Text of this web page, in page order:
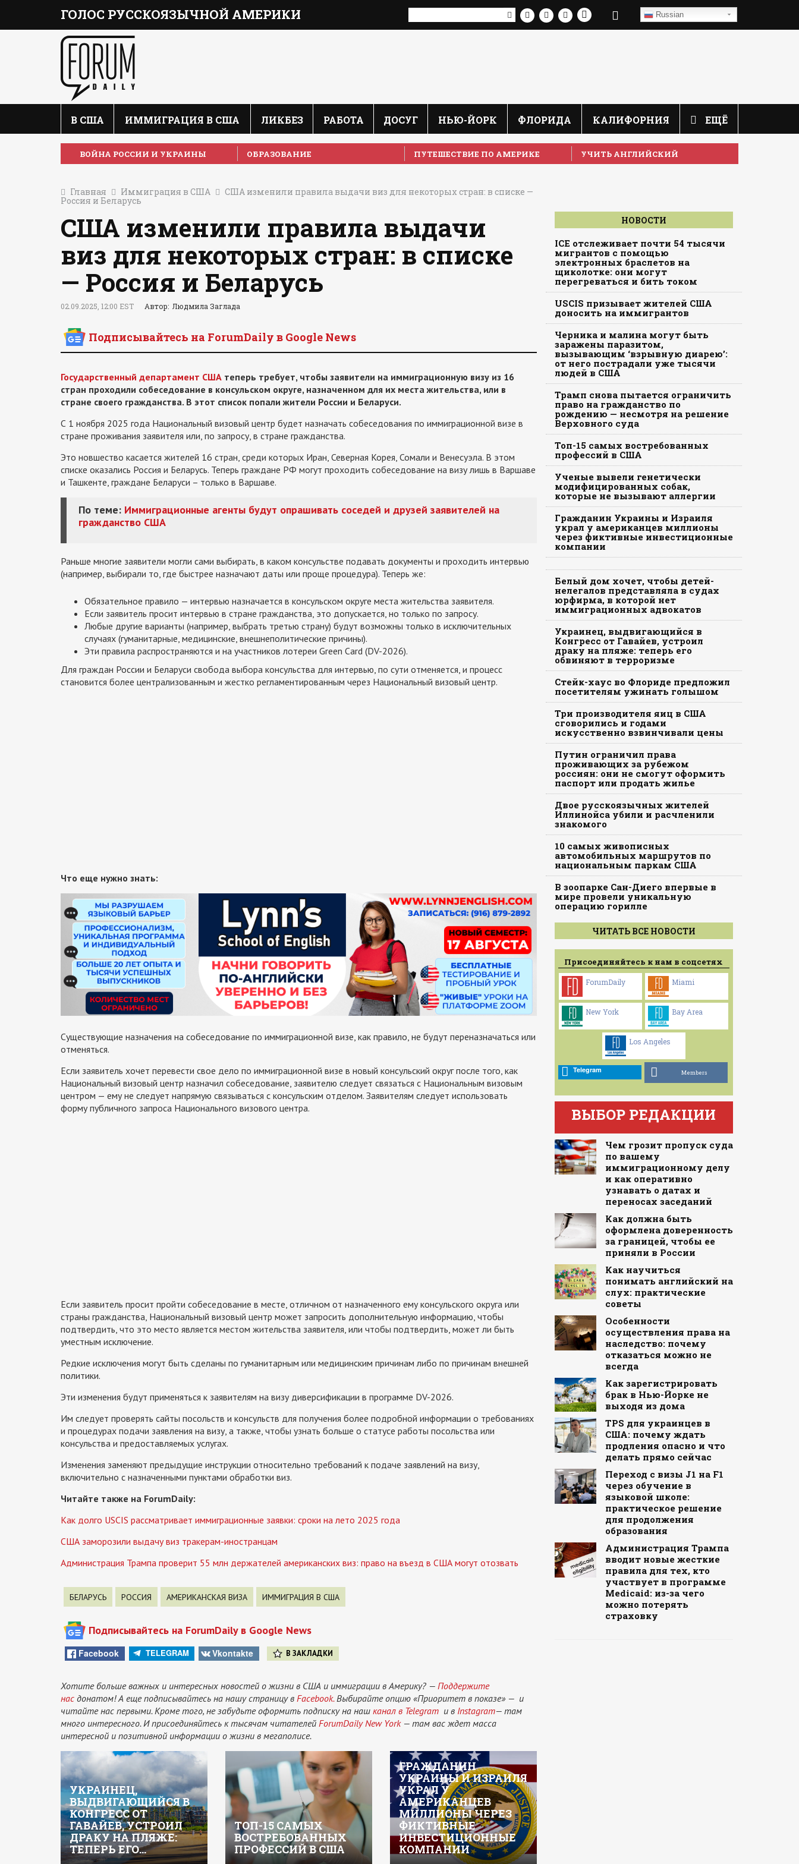
ГОЛОС РУССКОЯЗЫЧНОЙ АМЕРИКИ Russian
В США ИММИГРАЦИЯ В США ЛИКБЕЗ РАБОТА ДОСУГ НЬЮ-ЙОРК ФЛОРИДА КАЛИФОРНИЯ ЕЩЁ
ВОЙНА РОССИИ И УКРАИНЫ ОБРАЗОВАНИЕ ПУТЕШЕСТВИЕ ПО АМЕРИКЕ УЧИТЬ АНГЛИЙСКИЙ
Главная Иммиграция в США США изменили правила выдачи виз для некоторых стран: в списке —
Россия и Беларусь
США изменили правила выдачи
виз для некоторых стран: в списке
— Россия и Беларусь
02.09.2025, 12:00 EST Автор: Людмила Заглада
Подписывайтесь на ForumDaily в Google News
Государственный департамент США теперь требует, чтобы заявители на иммиграционную визу из 16
стран проходили собеседование в консульском округе, назначенном для их места жительства, или в
стране своего гражданства. В этот список попали жители России и Беларуси.
С 1 ноября 2025 года Национальный визовый центр будет назначать собеседования по иммиграционной визе в
стране проживания заявителя или, по запросу, в стране гражданства.
Это новшество касается жителей 16 стран, среди которых Иран, Северная Корея, Сомали и Венесуэла. В этом
списке оказались Россия и Беларусь. Теперь граждане РФ могут проходить собеседование на визу лишь в Варшаве
и Ташкенте, граждане Беларуси – только в Варшаве.
По теме: Иммиграционные агенты будут опрашивать соседей и друзей заявителей на
гражданство США
Раньше многие заявители могли сами выбирать, в каком консульстве подавать документы и проходить интервью
(например, выбирали то, где быстрее назначают даты или проще процедура). Теперь же:
Обязательное правило — интервью назначается в консульском округе места жительства заявителя.
Если заявитель просит интервью в стране гражданства, это допускается, но только по запросу.
Любые другие варианты (например, выбрать третью страну) будут возможны только в исключительных
случаях (гуманитарные, медицинские, внешнеполитические причины).
Эти правила распространяются и на участников лотереи Green Card (DV-2026).
Для граждан России и Беларуси свобода выбора консульства для интервью, по сути отменяется, и процесс
становится более централизованным и жестко регламентированным через Национальный визовый центр.
Что еще нужно знать:
Существующие назначения на собеседование по иммиграционной визе, как правило, не будут переназначаться или
отменяться.
Если заявитель хочет перевести свое дело по иммиграционной визе в новый консульский округ после того, как
Национальный визовый центр назначил собеседование, заявителю следует связаться с Национальным визовым
центром — ему не следует напрямую связываться с консульским отделом. Заявителям следует использовать
форму публичного запроса Национального визового центра.
Если заявитель просит пройти собеседование в месте, отличном от назначенного ему консульского округа или
страны гражданства, Национальный визовый центр может запросить дополнительную информацию, чтобы
подтвердить, что это место является местом жительства заявителя, или чтобы подтвердить, может ли быть
уместным исключение.
Редкие исключения могут быть сделаны по гуманитарным или медицинским причинам либо по причинам внешней
политики.
Эти изменения будут применяться к заявителям на визу диверсификации в программе DV-2026.
Им следует проверять сайты посольств и консульств для получения более подробной информации о требованиях
и процедурах подачи заявления на визу, а также, чтобы узнать больше о статусе работы посольства или
консульства и предоставляемых услугах.
Изменения заменяют предыдущие инструкции относительно требований к подаче заявлений на визу,
включительно с назначенными пунктами обработки виз.
Читайте также на ForumDaily:
Как долго USCIS рассматривает иммиграционные заявки: сроки на лето 2025 года
США заморозили выдачу виз тракерам-иностранцам
Администрация Трампа проверит 55 млн держателей американских виз: право на въезд в США могут отозвать
БЕЛАРУСЬ РОССИЯ АМЕРИКАНСКАЯ ВИЗА ИММИГРАЦИЯ В США
Подписывайтесь на ForumDaily в Google News
Facebook TELEGRAM Vkontakte В ЗАКЛАДКИ
Хотите больше важных и интересных новостей о жизни в США и иммиграции в Америку? — Поддержите
нас донатом! А еще подписывайтесь на нашу страницу в Facebook.Выбирайте опцию «Приоритет в показе» — и
читайте нас первыми. Кроме того, не забудьте оформить подписку на наш канал в Telegram и в Instagram— там
много интересного. И присоединяйтесь к тысячам читателей ForumDaily New York— там вас ждет масса
интересной и позитивной информации о жизни в мегаполисе.
УКРАИНЕЦ,
ВЫДВИГАЮЩИЙСЯ В
КОНГРЕСС ОТ
ГАВАЙЕВ, УСТРОИЛ
ДРАКУ НА ПЛЯЖЕ:
ТЕПЕРЬ ЕГО…
ТОП-15 САМЫХ
ВОСТРЕБОВАННЫХ
ПРОФЕССИЙ В США
ГРАЖДАНИН
УКРАИНЫ И ИЗРАИЛЯ
УКРАЛ У
АМЕРИКАНЦЕВ
МИЛЛИОНЫ ЧЕРЕЗ
ФИКТИВНЫЕ
ИНВЕСТИЦИОННЫЕ
КОМПАНИИ
НОВОСТИ
ICE отслеживает почти 54 тысячи
мигрантов с помощью
электронных браслетов на
щиколотке: они могут
перегреваться и бить током
USCIS призывает жителей США
доносить на иммигрантов
Черника и малина могут быть
заражены паразитом,
вызывающим ‘взрывную диарею’:
от него пострадали уже тысячи
людей в США
Трамп снова пытается ограничить
право на гражданство по
рождению — несмотря на решение
Верховного суда
Топ-15 самых востребованных
профессий в США
Ученые вывели генетически
модифицированных собак,
которые не вызывают аллергии
Гражданин Украины и Израиля
украл у американцев миллионы
через фиктивные инвестиционные
компании
Белый дом хочет, чтобы детей-
нелегалов представляла в судах
юрфирма, в которой нет
иммиграционных адвокатов
Украинец, выдвигающийся в
Конгресс от Гавайев, устроил
драку на пляже: теперь его
обвиняют в терроризме
Стейк-хаус во Флориде предложил
посетителям ужинать голышом
Три производителя яиц в США
сговорились и годами
искусственно взвинчивали цены
Путин ограничил права
проживающих за рубежом
россиян: они не смогут оформить
паспорт или продать жилье
Двое русскоязычных жителей
Иллинойса убили и расчленили
знакомого
10 самых живописных
автомобильных маршрутов по
национальным паркам США
В зоопарке Сан-Диего впервые в
мире провели уникальную
операцию горилле
ЧИТАТЬ ВСЕ НОВОСТИ
Присоединяйтесь к нам в соцсетях
ForumDaily Miami
New York Bay Area
Los Angeles
Telegram Members
ВЫБОР РЕДАКЦИИ
Чем грозит пропуск суда
по вашему
иммиграционному делу
и как оперативно
узнавать о датах и
переносах заседаний
Как должна быть
оформлена доверенность
за границей, чтобы ее
приняли в России
Как научиться
понимать английский на
слух: практические
советы
Особенности
осуществления права на
наследство: почему
отказаться можно не
всегда
Как зарегистрировать
брак в Нью-Йорке не
выходя из дома
TPS для украинцев в
США: почему ждать
продления опасно и что
делать прямо сейчас
Переход с визы J1 на F1
через обучение в
языковой школе:
практическое решение
для продолжения
образования
Администрация Трампа
вводит новые жесткие
правила для тех, кто
участвует в программе
Medicaid: из-за чего
можно потерять
страховку